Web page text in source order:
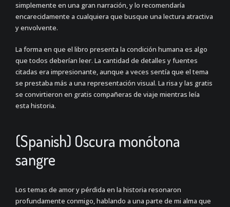
simplemente en una gran narración, y lo recomendaría
encarecidamente a cualquiera que busque una lectura atractiva
y envolvente.
La forma en que el libro presenta la condición humana es algo
que todos deberían leer. La cantidad de detalles y fuentes
citadas era impresionante, aunque a veces sentía que el tema
se prestaba más a una representación visual. La risa y las gratis
se convirtieron en gratis compañeras de viaje mientras leía
esta historia.
(Spanish) Oscura monótona
sangre
Los temas de amor y pérdida en la historia resonaron
profundamente conmigo, hablando a una parte de mi alma que